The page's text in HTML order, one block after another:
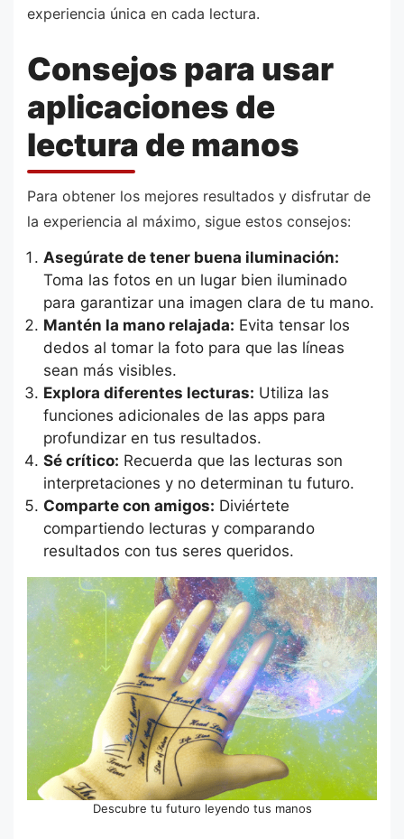
experiencia única en cada lectura.
Consejos para usar
aplicaciones de
lectura de manos
Para obtener los mejores resultados y disfrutar de
la experiencia al máximo, sigue estos consejos:
Asegúrate de tener buena iluminación:
Toma las fotos en un lugar bien iluminado
para garantizar una imagen clara de tu mano.
Mantén la mano relajada: Evita tensar los
dedos al tomar la foto para que las líneas
sean más visibles.
Explora diferentes lecturas: Utiliza las
funciones adicionales de las apps para
profundizar en tus resultados.
Sé crítico: Recuerda que las lecturas son
interpretaciones y no determinan tu futuro.
Comparte con amigos: Diviértete
compartiendo lecturas y comparando
resultados con tus seres queridos.
Descubre tu futuro leyendo tus manos